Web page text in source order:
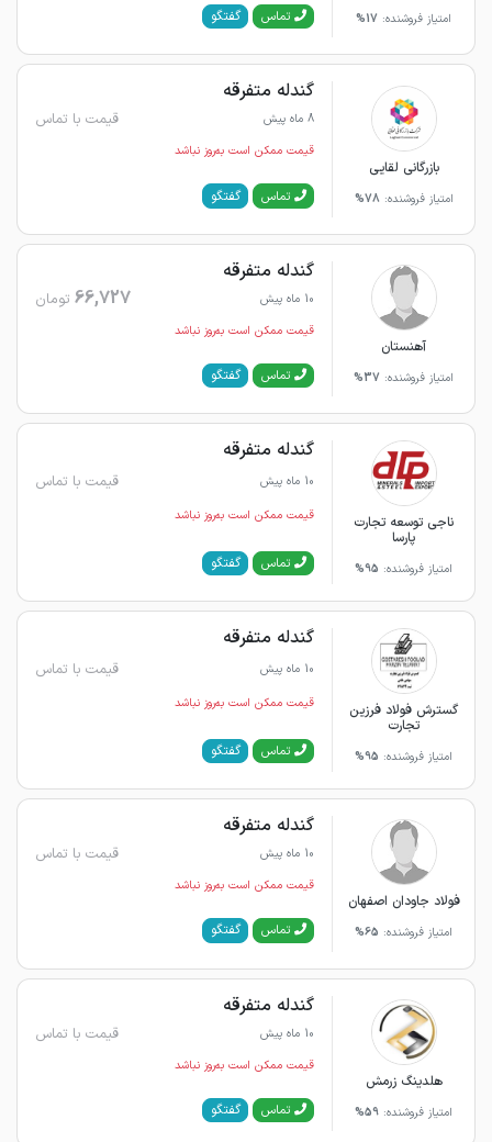
امتیاز فروشنده: 17% تماس گفتگو
بازرگانی لقایی
امتیاز فروشنده: 78%
گندله متفرقه
8 ماه پیش قیمت با تماس
قیمت ممکن است به‌روز نباشد
تماس گفتگو
آهنستان
امتیاز فروشنده: 37%
گندله متفرقه
10 ماه پیش 66,727 تومان
قیمت ممکن است به‌روز نباشد
تماس گفتگو
ناجی توسعه تجارت
پارسا
امتیاز فروشنده: 95%
گندله متفرقه
10 ماه پیش قیمت با تماس
قیمت ممکن است به‌روز نباشد
تماس گفتگو
گسترش فولاد فرزین
تجارت
امتیاز فروشنده: 95%
گندله متفرقه
10 ماه پیش قیمت با تماس
قیمت ممکن است به‌روز نباشد
تماس گفتگو
فولاد جاودان اصفهان
امتیاز فروشنده: 65%
گندله متفرقه
10 ماه پیش قیمت با تماس
قیمت ممکن است به‌روز نباشد
تماس گفتگو
هلدینگ زرمش
امتیاز فروشنده: 59%
گندله متفرقه
10 ماه پیش قیمت با تماس
قیمت ممکن است به‌روز نباشد
تماس گفتگو